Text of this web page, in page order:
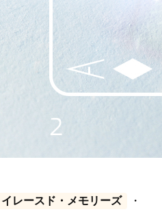
イレースド・メモリーズ
・